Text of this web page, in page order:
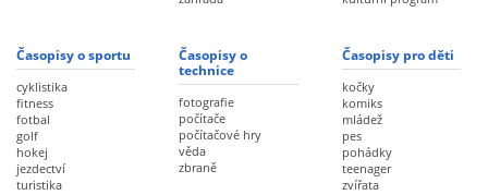
Časopisy o sportu
cyklistika
fitness
fotbal
golf
hokej
jezdectví
turistika
Časopisy o
technice
fotografie
počítače
počítačové hry
věda
zbraně
Časopisy pro děti
kočky
komiks
mládež
pes
pohádky
teenager
zvířata